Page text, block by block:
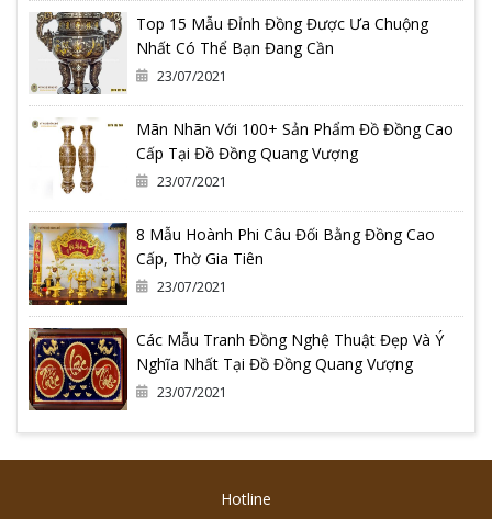
Top 15 Mẫu Đỉnh Đồng Được Ưa Chuộng
Nhất Có Thể Bạn Đang Cần
23/07/2021
Mãn Nhãn Với 100+ Sản Phẩm Đồ Đồng Cao
Cấp Tại Đồ Đồng Quang Vượng
23/07/2021
8 Mẫu Hoành Phi Câu Đối Bằng Đồng Cao
Cấp, Thờ Gia Tiên
23/07/2021
Các Mẫu Tranh Đồng Nghệ Thuật Đẹp Và Ý
Nghĩa Nhất Tại Đồ Đồng Quang Vượng
23/07/2021
Hotline